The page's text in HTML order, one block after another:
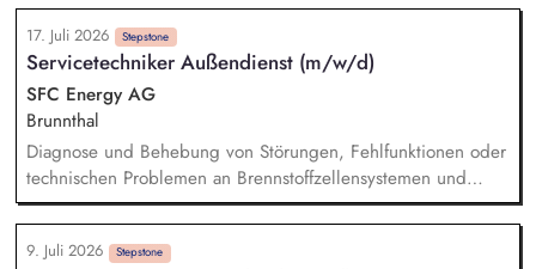
Photovoltaik und Dachsanierungen. Die Rolle verbindet
Projektmanagement, eigene Planungsleistungen und
Kundenberatung mit einem Anteil klassischer
Bauüberwachung: Du bist regelmäßig auf unseren Baustellen
und bei Kunden vor Ort (ca. 20–30 %, deutschlandweit),
den Rest Deiner Arbeit gestaltest Du flexibel – auch im
Homeoffice.
17. Juli 2026 Stepstone
Servicetechniker Außendienst (m/w/d)
SFC Energy AG
Brunnthal
Diagnose und Behebung von Störungen, Fehlfunktionen oder
technischen Problemen an Brennstoffzellensystemen und
Energielösungen – sowohl im Haus als auch beim Kunden
vor Ort. Installation von Brennstoffzellensystemen an
Kundenstandorten gemäß den technischen Anforderungen
9. Juli 2026 Stepstone